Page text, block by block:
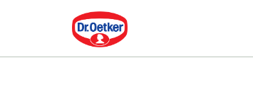
Dr. Oetker